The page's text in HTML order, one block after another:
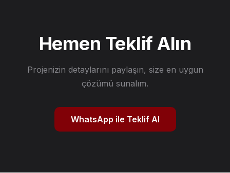
Hemen Teklif Alın
Projenizin detaylarını paylaşın, size en uygun
çözümü sunalım.
WhatsApp ile Teklif Al